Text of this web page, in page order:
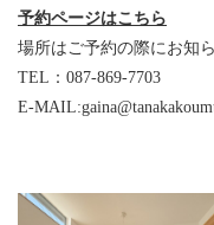
予約ページはこちら
場所はご予約の際にお知
TEL：087-869-7703
E-